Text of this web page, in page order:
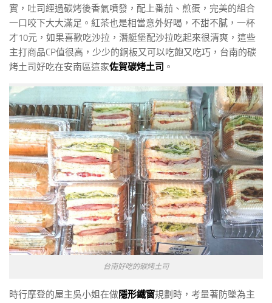
實，吐司經過碳烤後香氣噴發，配上番茄、煎蛋，完美的組合
一口咬下大大滿足。紅茶也是相當意外好喝，不甜不膩，一杯
才10元，如果喜歡吃沙拉，潛艇堡配沙拉吃起來很清爽，這些
主打商品CP值很高，少少的銅板又可以吃飽又吃巧，台南的碳
烤土司好吃在安南區這家佐賀碳烤土司 。
台南好吃的碳烤土司
時行摩登的屋主吳小姐在做隱形鐵窗規劃時，考量著防墜為主